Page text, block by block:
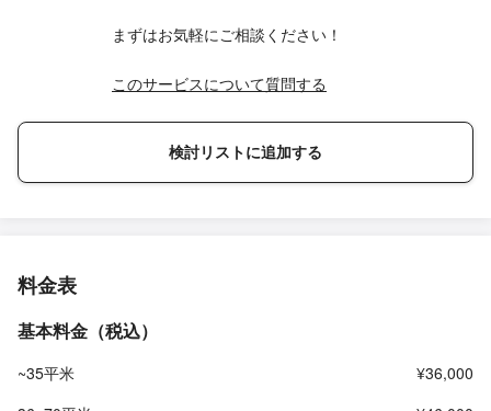
まずはお気軽にご相談ください！
このサービスについて質問する
検討リストに追加する
料金表
基本料金（税込）
~35平米
¥36,000